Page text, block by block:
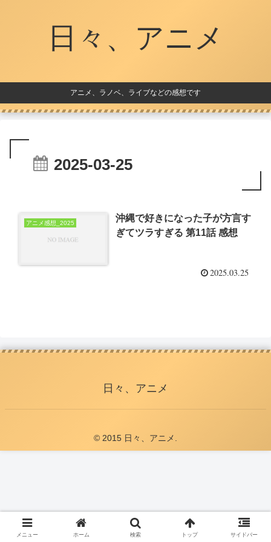
日々、アニメ
アニメ、ラノベ、ライブなどの感想です
2025-03-25
アニメ感想_2025
沖縄で好きになった子が方言す
ぎてツラすぎる 第11話 感想
2025.03.25
日々、アニメ
© 2015 日々、アニメ.
メニュー ホーム 検索 トップ サイドバー